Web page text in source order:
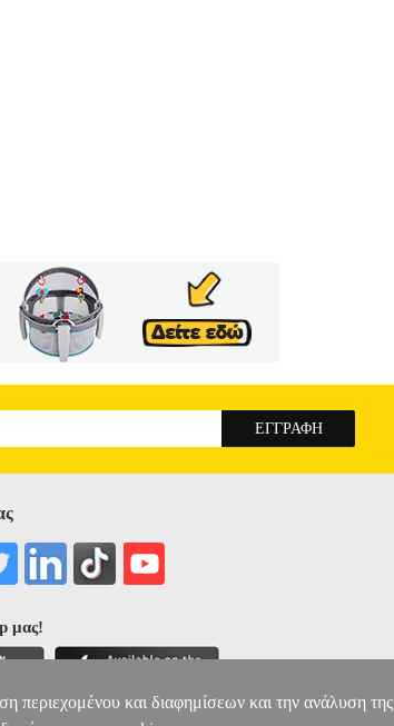
μας!
περιεχομένου και διαφημίσεων και την ανάλυση της